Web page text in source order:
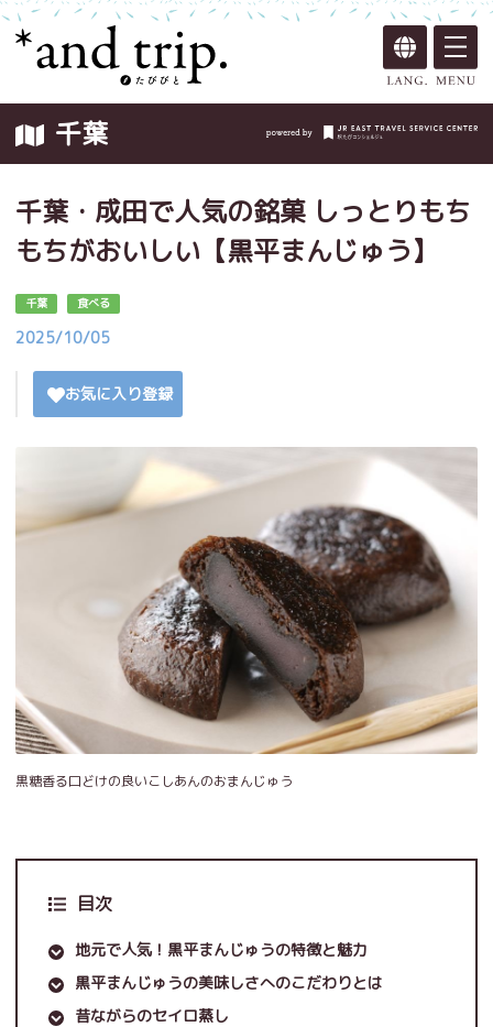
千葉
千葉・成田で人気の銘菓 しっとりもち
もちがおいしい【黒平まんじゅう】
千葉 食べる
2025/10/05
お気に入り登録
黒糖香る口どけの良いこしあんのおまんじゅう
目次
地元で人気！黒平まんじゅうの特徴と魅力
黒平まんじゅうの美味しさへのこだわりとは
昔ながらのセイロ蒸し